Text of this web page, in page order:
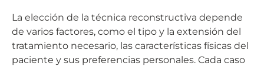
La elección de la técnica reconstructiva depende
de varios factores, como el tipo y la extensión del
tratamiento necesario, las características físicas del
paciente y sus preferencias personales. Cada caso